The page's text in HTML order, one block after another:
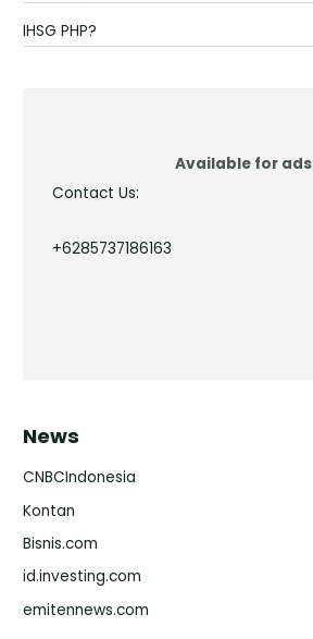
IHSG PHP?
Available for ads
Contact Us:
+6285737186163
News
CNBCIndonesia
Kontan
Bisnis.com
id.investing.com
emitennews.com